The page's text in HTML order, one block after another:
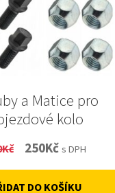
a Matice pro
kolo
Kč
Original
price
was:
250KčCurrent
price
is:
s DPH
DO KOŠÍKU